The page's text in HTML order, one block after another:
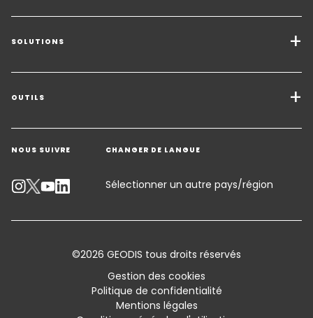
SOLUTIONS
Transport de marchandises
Solutions de Fret
Entreposage - Logistique à valeur ajoutée
Secteurs d'activité
OUTILS
Demander un devis
Contacter un expert
Suivre un envoi
Conditions générales de vente et Certifications
NOUS SUIVRE CHANGER DE LANGUE
Sélectionner un autre pays/région
©2026 GEODIS tous droits réservés
Gestion des cookies
Politique de confidentialité
Mentions légales